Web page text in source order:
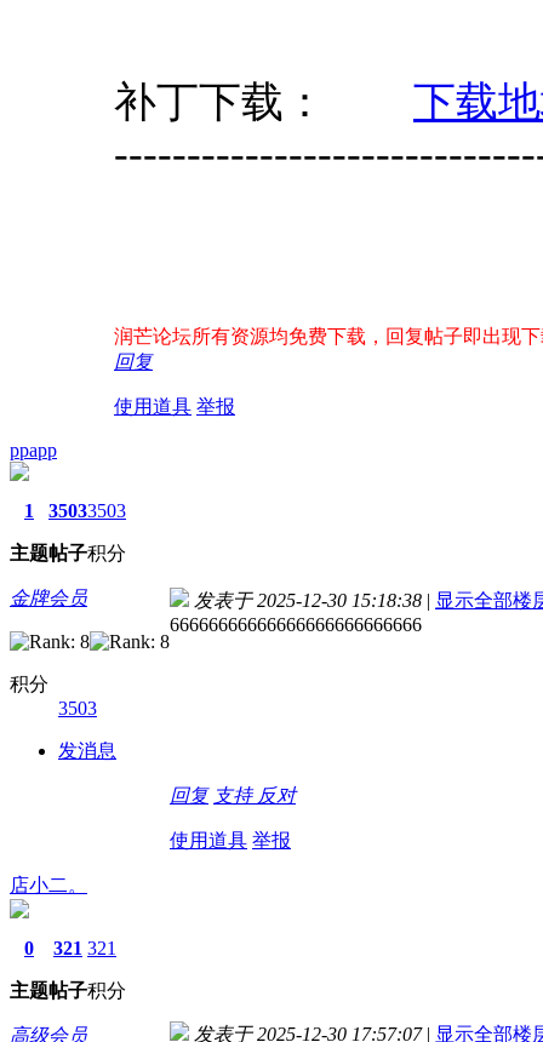
补丁下载： 下载
润芒论坛所有资源均免费下载，回复帖子即出现下
回复
使用道具 举报
ppapp
1
主题
3503
帖子
3503
积分
金牌会员
积分
3503
发消息
发表于 2025-12-30 15:18:38 | 显示全部楼
66666666666666666666666666
回复 支持 反对
使用道具 举报
店小二。
0
主题
321
帖子
321
积分
高级会员 发表于 2025-12-30 17:57:07 | 显示全部楼